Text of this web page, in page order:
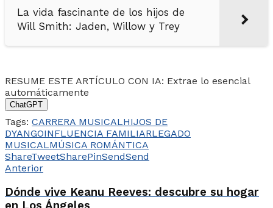
La vida fascinante de los hijos de
Will Smith: Jaden, Willow y Trey
RESUME ESTE ARTÍCULO CON IA: Extrae lo esencial
automáticamente
ChatGPT
Tags: CARRERA MUSICALHIJOS DE
DYANGOINFLUENCIA FAMILIARLEGADO
MUSICALMÚSICA ROMÁNTICA
ShareTweetSharePinSendSend
Anterior
Dónde vive Keanu Reeves: descubre su hogar